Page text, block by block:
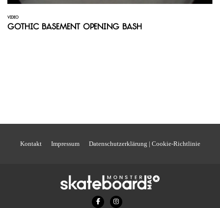
VIDEO
Gothic Basement Opening Bash
Kontakt Impressum Datenschutzerklärung | Cookie-Richtlinie